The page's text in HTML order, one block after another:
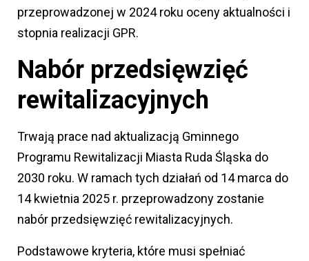
przeprowadzonej w 2024 roku oceny aktualności i
stopnia realizacji GPR.
Nabór przedsięwzięć
rewitalizacyjnych
Trwają prace nad aktualizacją Gminnego
Programu Rewitalizacji Miasta Ruda Śląska do
2030 roku. W ramach tych działań od 14 marca do
14 kwietnia 2025 r. przeprowadzony zostanie
nabór przedsięwzięć rewitalizacyjnych.
Podstawowe kryteria, które musi spełniać